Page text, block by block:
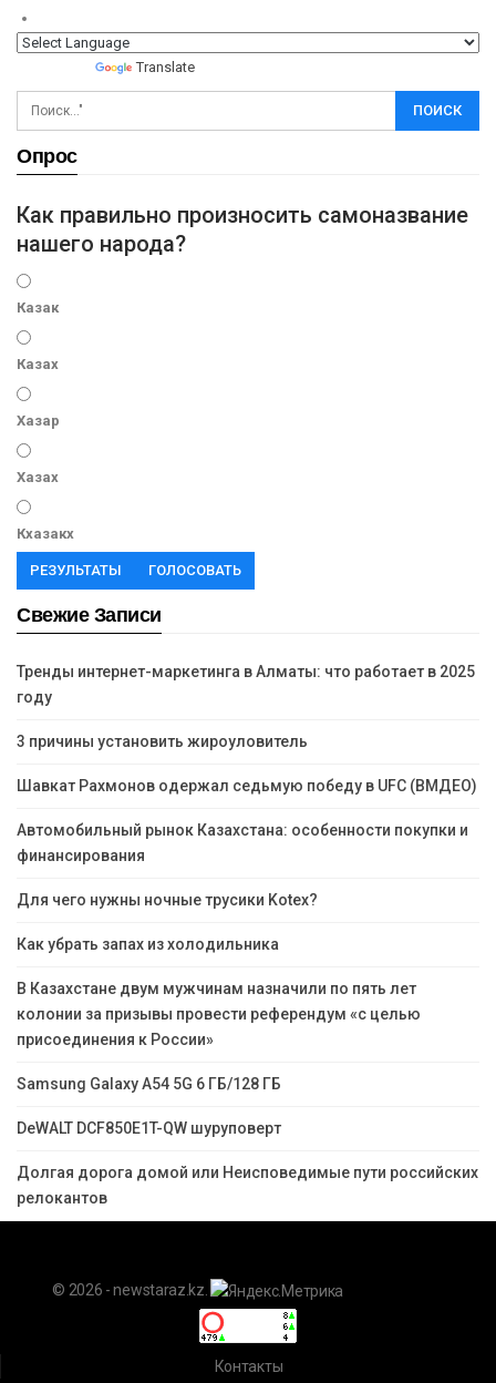
Translate
Опрос
Как правильно произносить самоназвание
нашего народа?
Казак
Казах
Хазар
Хазах
Кхазакх
РЕЗУЛЬТАТЫ ГОЛОСОВАТЬ
Свежие Записи
Тренды интернет-маркетинга в Алматы: что работает в 2025
году
3 причины установить жироуловитель
Шавкат Рахмонов одержал седьмую победу в UFC (ВМДЕО)
Автомобильный рынок Казахстана: особенности покупки и
финансирования
Для чего нужны ночные трусики Kotex?
Как убрать запах из холодильника
В Казахстане двум мужчинам назначили по пять лет
колонии за призывы провести референдум «с целью
присоединения к России»
Samsung Galaxy A54 5G 6 ГБ/128 ГБ
DeWALT DCF850E1T-QW шуруповерт
Долгая дорога домой или Неисповедимые пути российских
релокантов
© 2026 - newstaraz.kz.
Контакты